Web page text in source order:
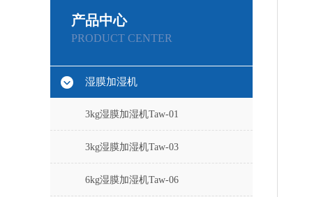
产品中心
PRODUCT CENTER
湿膜加湿机
3kg湿膜加湿机Taw-01
3kg湿膜加湿机Taw-03
6kg湿膜加湿机Taw-06